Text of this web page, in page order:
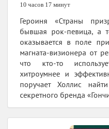
10 часов 17 минут
Героиня «Страны
бывшая рок-певица, а
оказывается в поле
магната-визионера от
что кто-то
хитроумнее и
поручает Холлис
секретного бренда